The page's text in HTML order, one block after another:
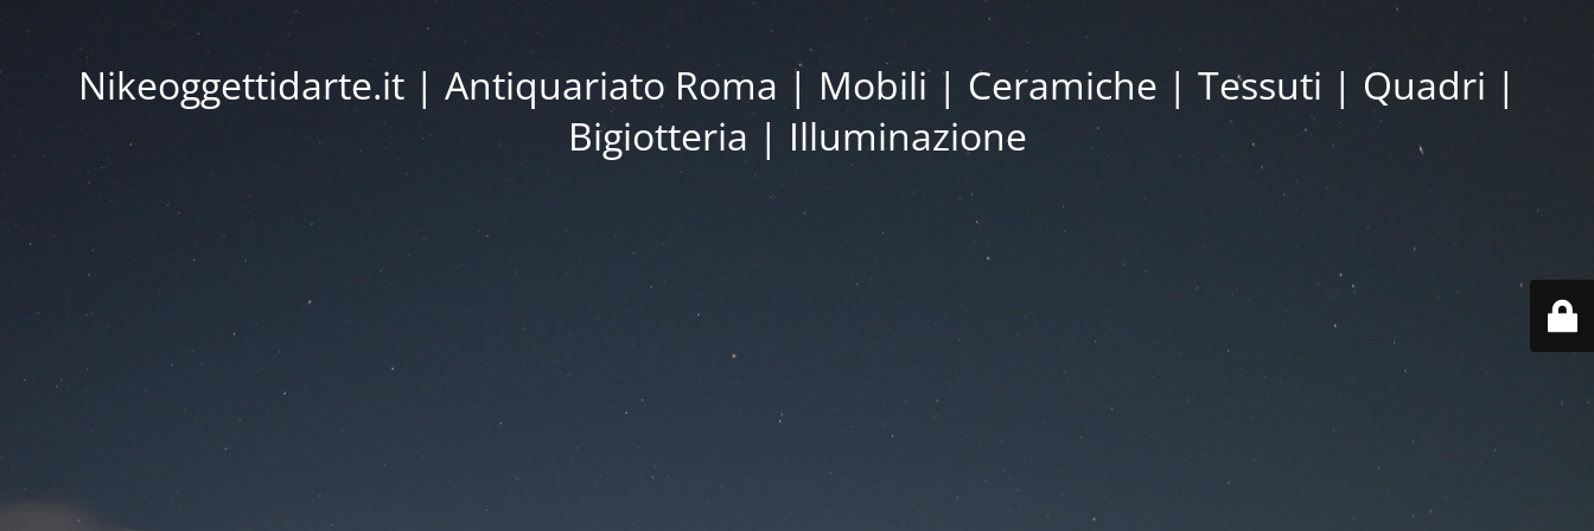
Nikeoggettidarte.it | Antiquariato Roma | Mobili | Ceramiche | Tessuti | Quadri |
Bigiotteria | Illuminazione